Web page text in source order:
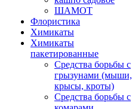
ШАМОТ
Флористика
Химикаты
Химикаты
пакетированные
Средства борьбы с
грызунами (мыши,
крысы, кроты)
Средства борьбы с